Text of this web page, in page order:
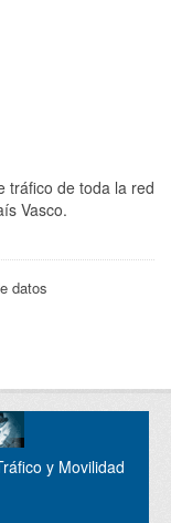
tráfico de toda la red
Vasco.
datos
y Movilidad